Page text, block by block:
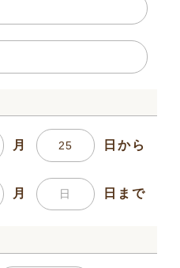
月 日から
月 日まで